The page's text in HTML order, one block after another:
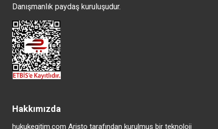
Danışmanlık paydaş kuruluşudur.
Hakkımızda
hukukegitim.com Aristo tarafından kurulmuş bir teknoloji